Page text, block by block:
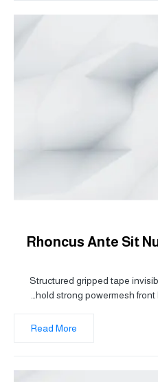
Rhoncus Ante Sit
Structured gripped tape
hold strong powermesh front
Read More